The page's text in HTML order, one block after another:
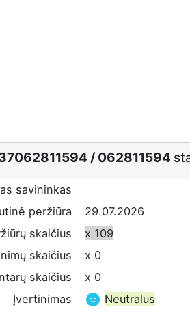
/062811594
savininkas
peržiūra
29.07.2026
skaičius
x 109
skaičius
x 0
skaičius
x 0
Įvertinimas
Neutralus